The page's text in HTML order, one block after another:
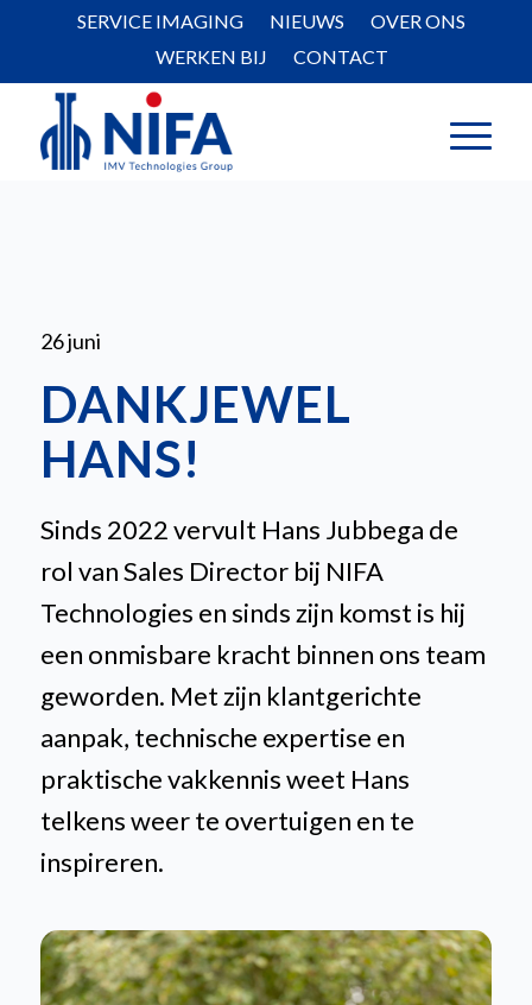
SERVICE IMAGING NIEUWS
OVER ONS
WERKEN BIJ
CONTACT
26 juni
DANKJEWEL
HANS!
Sinds 2022 vervult Hans Jubbega de
rol van Sales Director bij NIFA
Technologies en sinds zijn komst is hij
een onmisbare kracht binnen ons team
geworden. Met zijn klantgerichte
aanpak, technische expertise en
praktische vakkennis weet Hans
telkens weer te overtuigen en te
inspireren.